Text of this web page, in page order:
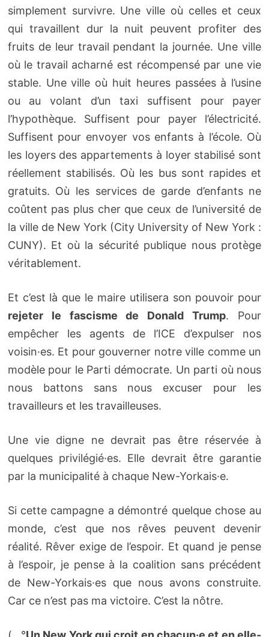
simplement survivre. Une ville où celles et ceux
qui travaillent dur la nuit peuvent profiter des
fruits de leur travail pendant la journée. Une ville
où le travail acharné est récompensé par une vie
stable. Une ville où huit heures passées à l’usine
ou au volant d’un taxi suffisent pour payer
l’hypothèque. Suffisent pour payer l’électricité.
Suffisent pour envoyer vos enfants à l’école. Où
les loyers des appartements à loyer stabilisé sont
réellement stabilisés. Où les bus sont rapides et
gratuits. Où les services de garde d’enfants ne
coûtent pas plus cher que ceux de l’université de
la ville de New York (City University of New York :
CUNY). Et où la sécurité publique nous protège
véritablement.
Et c’est là que le maire utilisera son pouvoir pour
rejeter le fascisme de Donald Trump. Pour
empêcher les agents de l’ICE d’expulser nos
voisin·es. Et pour gouverner notre ville comme un
modèle pour le Parti démocrate. Un parti où nous
nous battons sans nous excuser pour les
travailleurs et les travailleuses.
Une vie digne ne devrait pas être réservée à
quelques privilégié·es. Elle devrait être garantie
par la municipalité à chaque New-Yorkais·e.
Si cette campagne a démontré quelque chose au
monde, c’est que nos rêves peuvent devenir
réalité. Rêver exige de l’espoir. Et quand je pense
à l’espoir, je pense à la coalition sans précédent
de New-Yorkais·es que nous avons construite.
Car ce n’est pas ma victoire. C’est la nôtre.